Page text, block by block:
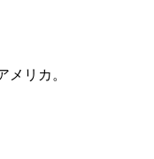
リカ。